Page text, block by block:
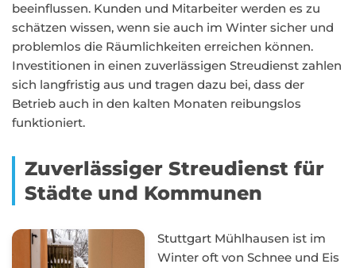
beeinflussen. Kunden und Mitarbeiter werden es zu
schätzen wissen, wenn sie auch im Winter sicher und
problemlos die Räumlichkeiten erreichen können.
Investitionen in einen zuverlässigen Streudienst zahlen
sich langfristig aus und tragen dazu bei, dass der
Betrieb auch in den kalten Monaten reibungslos
funktioniert.
Zuverlässiger Streudienst für
Städte und Kommunen
Stuttgart Mühlhausen ist im
Winter oft von Schnee und Eis